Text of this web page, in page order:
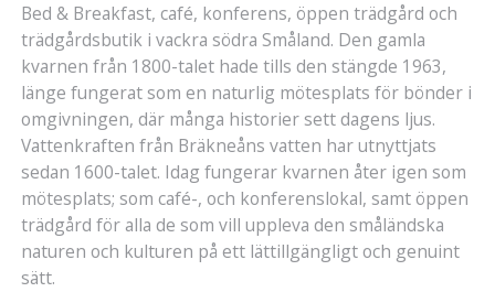
Bed & Breakfast, café, konferens, öppen trädgård och
trädgårdsbutik i vackra södra Småland. Den gamla
kvarnen från 1800-talet hade tills den stängde 1963,
länge fungerat som en naturlig mötesplats för bönder i
omgivningen, där många historier sett dagens ljus.
Vattenkraften från Bräkneåns vatten har utnyttjats
sedan 1600-talet. Idag fungerar kvarnen åter igen som
mötesplats; som café-, och konferenslokal, samt öppen
trädgård för alla de som vill uppleva den småländska
naturen och kulturen på ett lättillgängligt och genuint
sätt.